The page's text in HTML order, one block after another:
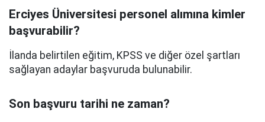
Erciyes Üniversitesi personel alımına kimler
başvurabilir?
İlanda belirtilen eğitim, KPSS ve diğer özel şartları
sağlayan adaylar başvuruda bulunabilir.
Son başvuru tarihi ne zaman?